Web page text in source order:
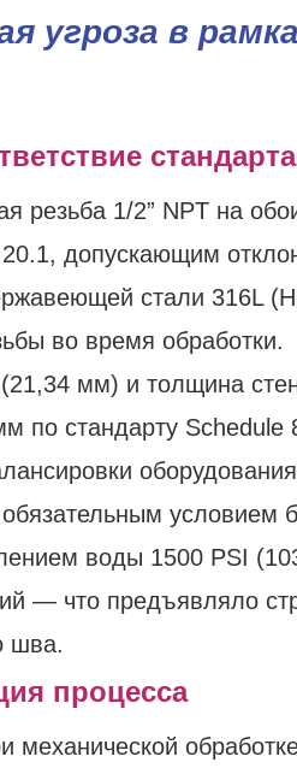
угроза в
резьба 1/2” NPT на
допускающим
стали 316L
во время обработки.
мм) и толщина
по стандарту Schedule
обязательным условием
воды 1500 PSI
— что предъявляло
шва.
процесса